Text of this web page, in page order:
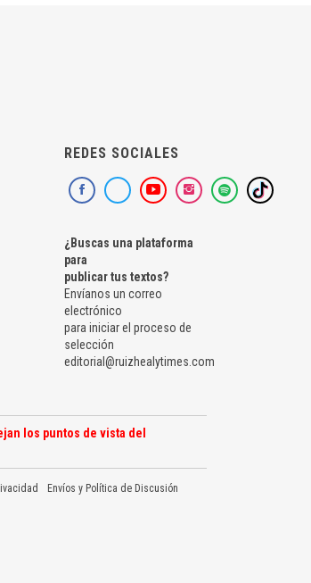
REDES SOCIALES
¿Buscas una plataforma
para
publicar tus textos?
Envíanos un correo
electrónico
para iniciar el proceso de
selección
editorial@ruizhealytimes.com
los puntos de vista del
Envíos y Política de Discusión